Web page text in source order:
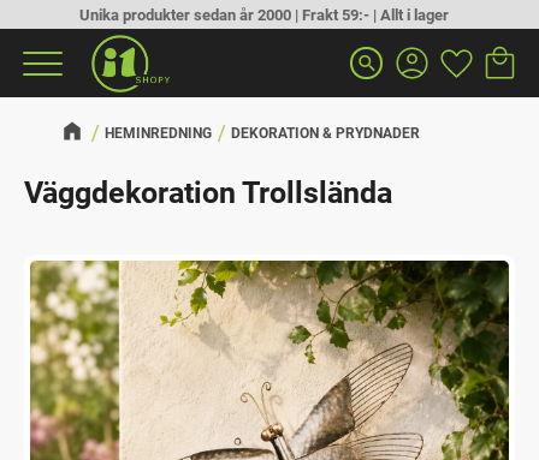
Meny
Unika produkter sedan år 2000 | Frakt 59:- | Allt i lager
search
HEMINREDNING DEKORATION & PRYDNADER
Väggdekoration Trollslända